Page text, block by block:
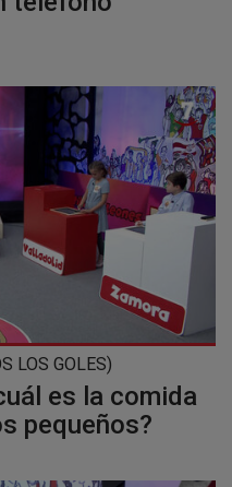
LOS GOLES)
es la comida
pequeños?